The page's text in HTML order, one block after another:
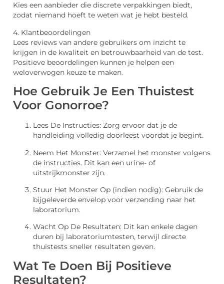
Kies een aanbieder die discrete verpakkingen biedt,
zodat niemand hoeft te weten wat je hebt besteld.
4. Klantbeoordelingen
Lees reviews van andere gebruikers om inzicht te
krijgen in de kwaliteit en betrouwbaarheid van de test.
Positieve beoordelingen kunnen je helpen een
weloverwogen keuze te maken.
Hoe Gebruik Je Een Thuistest
Voor Gonorroe?
Lees De Instructies: Zorg ervoor dat je de
handleiding volledig doorleest voordat je begint.
Neem Het Monster: Verzamel het monster volgens
de instructies. Dit kan een urine- of
uitstrijkmonster zijn.
Stuur Het Monster Op (indien nodig): Gebruik de
bijgeleverde envelop voor verzending naar het
laboratorium.
Wacht Op De Resultaten: Dit kan enkele dagen
duren bij laboratoriumtesten, terwijl directe
thuistests sneller resultaten geven.
Wat Te Doen Bij Positieve
Resultaten?